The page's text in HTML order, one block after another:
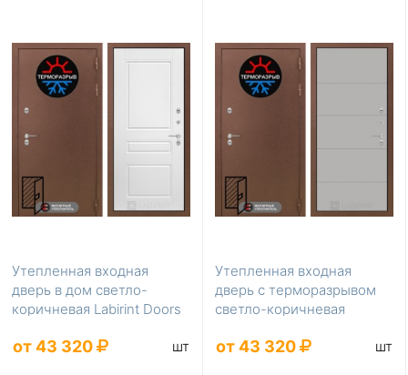
Утепленная входная
дверь в дом светло-
коричневая Labirint Doors
от 43 320 шт
Утепленная входная
дверь с терморазрывом
светло-коричневая
от 43 320 шт